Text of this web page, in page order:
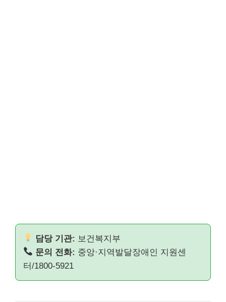
담당 기관: 보건복지부
문의 전화: 중앙·지역발달장애인 지원센
터/1800-5921